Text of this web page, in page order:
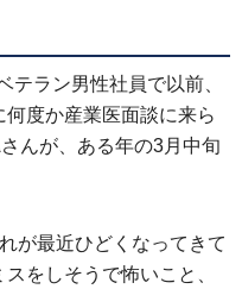
テラン男性社員で以前、
度か産業医面談に来ら
んが、ある年の3月中旬
が最近ひどくなってきて
をしそうで怖いこと、